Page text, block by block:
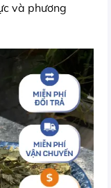
và phương